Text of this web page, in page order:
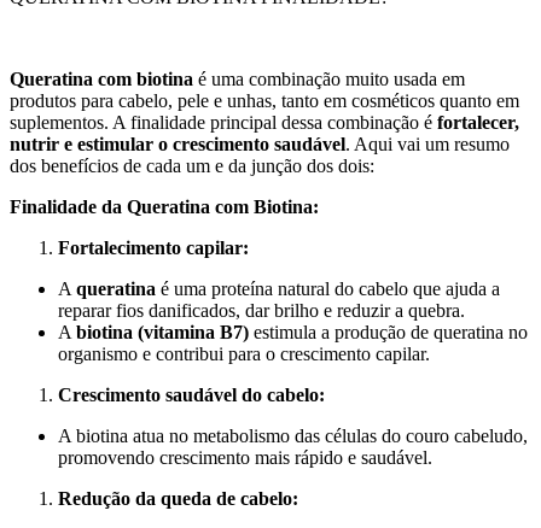
Queratina com biotina é uma combinação muito usada em
produtos para cabelo, pele e unhas, tanto em cosméticos quanto em
suplementos. A finalidade principal dessa combinação é fortalecer,
nutrir e estimular o crescimento saudável. Aqui vai um resumo
dos benefícios de cada um e da junção dos dois:
Finalidade da Queratina com Biotina:
Fortalecimento capilar:
A queratina é uma proteína natural do cabelo que ajuda a
reparar fios danificados, dar brilho e reduzir a quebra.
A biotina (vitamina B7) estimula a produção de queratina no
organismo e contribui para o crescimento capilar.
Crescimento saudável do cabelo:
A biotina atua no metabolismo das células do couro cabeludo,
promovendo crescimento mais rápido e saudável.
Redução da queda de cabelo: